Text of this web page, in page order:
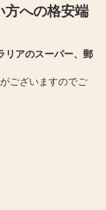
方への格安端
リアのスーパー、郵
ございますのでご